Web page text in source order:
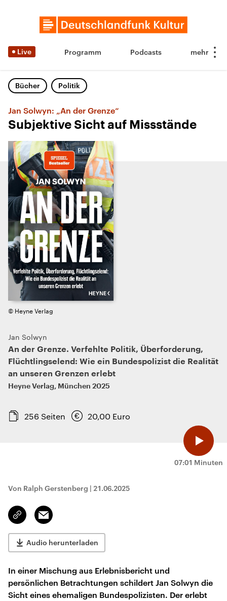
Live Programm Podcasts
Bücher Politik
Jan Solwyn: „An der Grenze“
Subjektive Sicht auf Missstände
07:01 Minuten
© Heyne Verlag
Jan Solwyn
An der Grenze. Verfehlte Politik, Überforderung,
Flüchtlingselend: Wie ein Bundespolizist die Realität
an unseren Grenzen erlebt
Heyne Verlag, München 2025
256 Seiten 20,00 Euro
Von Ralph Gerstenberg | 21.06.2025
Link
kopieren/teilen
Email
Audio herunterladen
In einer Mischung aus Erlebnisbericht und
persönlichen Betrachtungen schildert Jan Solwyn die
Sicht eines ehemaligen Bundespolizisten. Der erlebt